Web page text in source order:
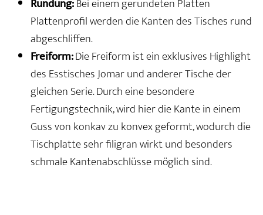
Rundung:Bei einem gerundeten Platten
Plattenprofil werden die Kanten des Tisches rund
abgeschliffen.
Freiform:Die Freiform ist ein exklusives Highlight
des Esstisches Jomar und anderer Tische der
gleichen Serie. Durch eine besondere
Fertigungstechnik, wird hier die Kante in einem
Guss von konkav zu konvex geformt, wodurch die
Tischplatte sehr filigran wirkt und besonders
schmale Kantenabschlüsse möglich sind.